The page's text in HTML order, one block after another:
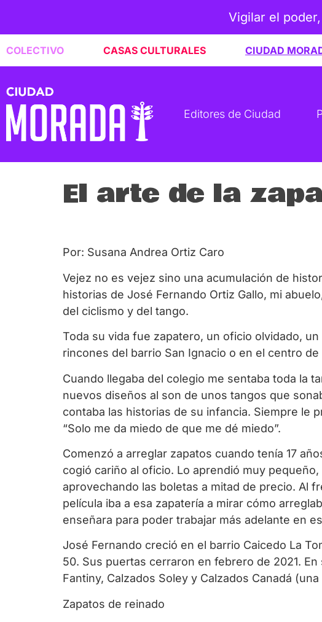
Vigilar el
COLECTIVO CASAS CULTURALES CIUDAD
Editores de Ciudad
El arte de la
Por: Susana Andrea Ortiz Caro
Vejez no es vejez sino una acumulación de
historias de José Fernando Ortiz Gallo, mi
del ciclismo y del tango.
Toda su vida fue zapatero, un oficio olvidado,
rincones del barrio San Ignacio o en el centro
Cuando llegaba del colegio me sentaba toda la
nuevos diseños al son de unos tangos que
contaba las historias de su infancia. Siempre le
“Solo me da miedo de que me dé miedo”.
Comenzó a arreglar zapatos cuando tenía 17
cogió cariño al oficio. Lo aprendió muy
aprovechando las boletas a mitad de precio. Al
película iba a esa zapatería a mirar cómo
enseñara para poder trabajar más adelante en
José Fernando creció en el barrio Caicedo La
50. Sus puertas cerraron en febrero de 2021.
Fantiny, Calzados Soley y Calzados Canadá
Zapatos de reinado